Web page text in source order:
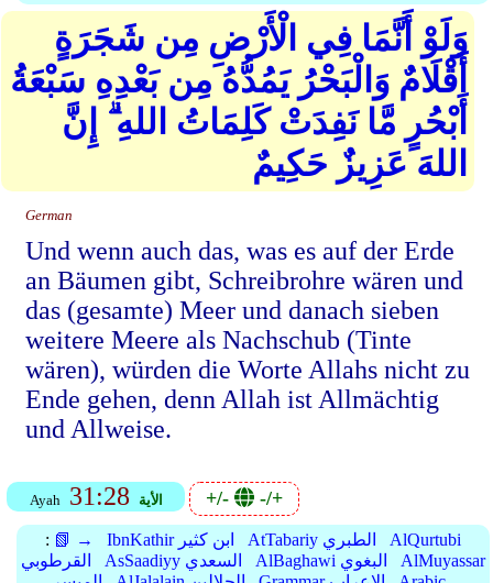
وَلَوْ أَنَّمَا فِي الْأَرْضِ مِن شَجَرَةٍ
أَقْلَامٌ وَالْبَحْرُ يَمُدُّهُ مِن بَعْدِهِ سَبْعَةُ
أَبْحُرٍ مَّا نَفِدَتْ كَلِمَاتُ اللهِ ۗ إِنَّ
اللهَ عَزِيزٌ حَكِيمٌ
German
Und wenn auch das, was es auf der Erde
an Bäumen gibt, Schreibrohre wären und
das (gesamte) Meer und danach sieben
weitere Meere als Nachschub (Tinte
wären), würden die Worte Allahs nicht zu
Ende gehen, denn Allah ist Allmächtig
und Allweise.
Ayah 31:28 الأية +/- -/+
: 📗 → IbnKathir ابن كثير AtTabariy الطبري
AlQurtubi
القرطوبي
AsSaadiyy السعدي AlBaghawi البغوي
AlMuyassar